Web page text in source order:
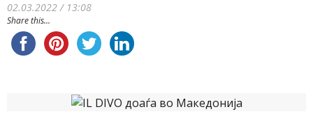
02.03.2022 / 13:08
Share this...